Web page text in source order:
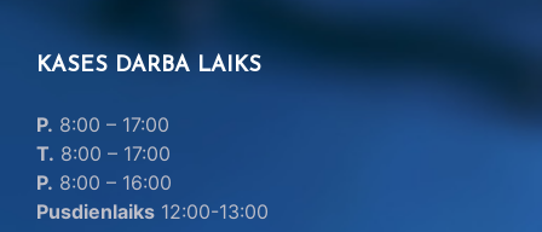
KASES DARBA LAIKS
P. 8:00 – 17:00
T. 8:00 – 17:00
P. 8:00 – 16:00
Pusdienlaiks 12:00-13:00